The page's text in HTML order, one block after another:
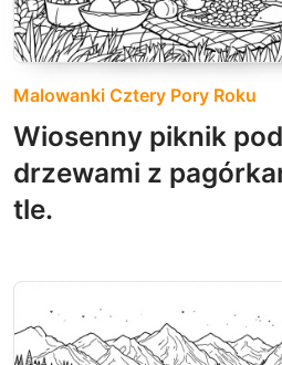
Malowanki Cztery Pory Roku
Wiosenny piknik
drzewami z
tle.